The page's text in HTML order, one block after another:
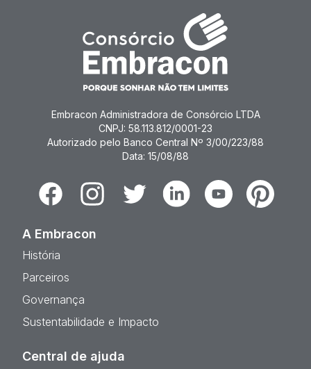
Embracon Administradora de Consórcio LTDA
CNPJ: 58.113.812/0001-23
Autorizado pelo Banco Central Nº 3/00/223/88
Data: 15/08/88
FacebookInstagramTwitter LinkedinYoutubePinterest
A Embracon
História
Parceiros
Governança
Sustentabilidade e Impacto
Central de ajuda